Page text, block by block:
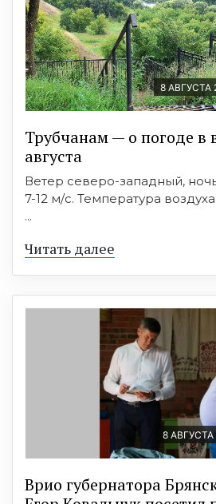
8 АВГУСТА
Трубчанам — о погоде в
августа
Ветер северо-западный,
7-12 м/с. Температура
...
Читать далее
8 АВГУСТА
Врио губернатора